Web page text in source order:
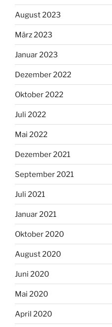
August 2023
März 2023
Januar 2023
Dezember 2022
Oktober 2022
Juli 2022
Mai 2022
Dezember 2021
September 2021
Juli 2021
Januar 2021
Oktober 2020
August 2020
Juni 2020
Mai 2020
April 2020